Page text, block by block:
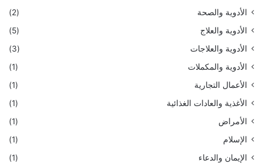
الأدوية والصحة
(2)
الأدوية والعلاج
(5)
الأدوية والعلاجات
(3)
الأدوية والمكملات
(1)
الأعمال التجارية
(1)
الأغذية والعادات الغذائية
(1)
الأمراض
(1)
الإسلام
(1)
الإيمان والدعاء
(1)